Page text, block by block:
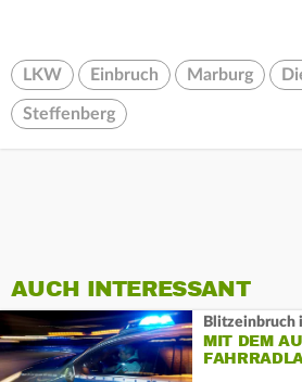
LKW Einbruch Marburg
Steffenberg
AUCH INTERESSANT
Blitzeinbruch
MIT DEM